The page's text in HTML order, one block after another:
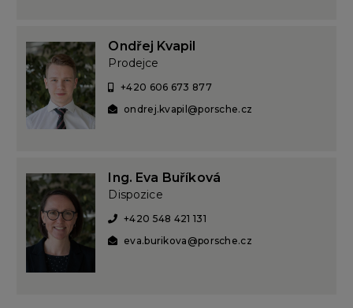
Ondřej Kvapil
Prodejce
+420 606 673 877
ondrej.kvapil@porsche.cz
Ing. Eva Buříková
Dispozice
+420 548 421 131
eva.burikova@porsche.cz